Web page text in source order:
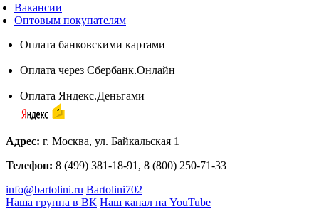
Вакансии
Оптовым покупателям
Оплата банковскими картами
Оплата через Сбербанк.Онлайн
Оплата Яндекс.Деньгами
Адрес: г. Москва, ул. Байкальская 1
Телефон: 8 (499) 381-18-91, 8 (800) 250-71-33
info@bartolini.ru Bartolini702
Наша группа в ВК Наш канал на YouTube